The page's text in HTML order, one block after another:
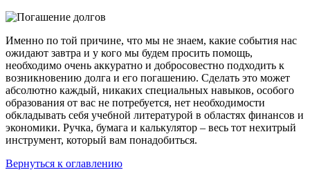
Именно по той причине, что мы не знаем, какие события нас
ожидают завтра и у кого мы будем просить помощь,
необходимо очень аккуратно и добросовестно подходить к
возникновению долга и его погашению. Сделать это может
абсолютно каждый, никаких специальных навыков, особого
образования от вас не потребуется, нет необходимости
обкладывать себя учебной литературой в областях финансов и
экономики. Ручка, бумага и калькулятор – весь тот нехитрый
инструмент, который вам понадобиться.
Вернуться к оглавлению